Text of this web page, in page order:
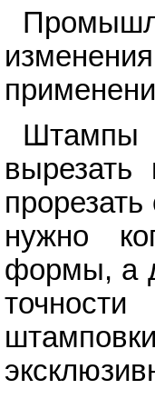
Штампы
нужно
формы, а